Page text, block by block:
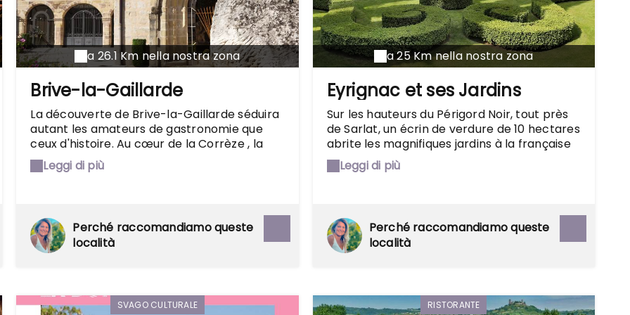
a 26.1 Km nella nostra zona
Brive-la-Gaillarde
La découverte de Brive-la-Gaillarde séduira
autant les amateurs de gastronomie que
ceux d'histoire. Au cœur de la Corrèze , la
ville a traversé les siècles et son centre
historique offre, aujourd'hui encore, quelques
ruelles du centre sans rater la collégiale
Saint-Martin du XIIème siècle, la tour des
Échevins ou le musée Labenche qui
» par ses habitants qui résistèrent, au fil de
l'histoire, à de nombreux sièges militaires.
Leggi di più
Perché raccomandiamo queste
località
a 25 Km nella nostra zona
Eyrignac et ses Jardins
Sur les hauteurs du Périgord Noir, tout près
de Sarlat, un écrin de verdure de 10 hectares
abrite les magnifiques jardins à la française
d'Eyrignac. Dans ce lieu intemporel, venez
assister au spectacle de la Nature : 300
du travail manuel à l'ancienne, fontaines,
miroirs d'eau, jeux d'ombres et de lumière,
parterres de fleurs. Ce patrimoine
généalogie l'illustre auteur de la tirade « Fier
comme Artaban ».
Leggi di più
Perché raccomandiamo queste
località
SVAGO CULTURALE RISTORANTE